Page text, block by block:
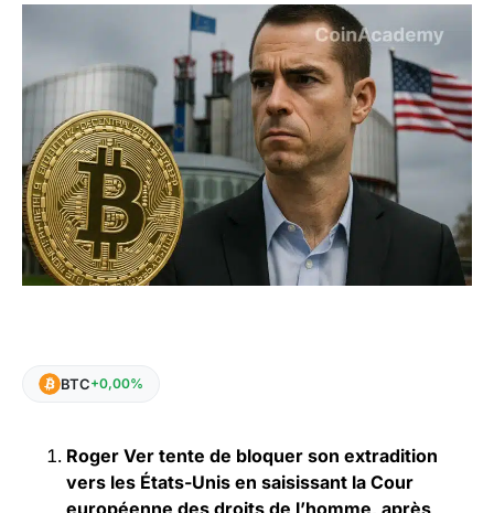
BTC+0,00%
Roger Ver tente de bloquer son extradition
vers les États-Unis en saisissant la Cour
européenne des droits de l’homme, après